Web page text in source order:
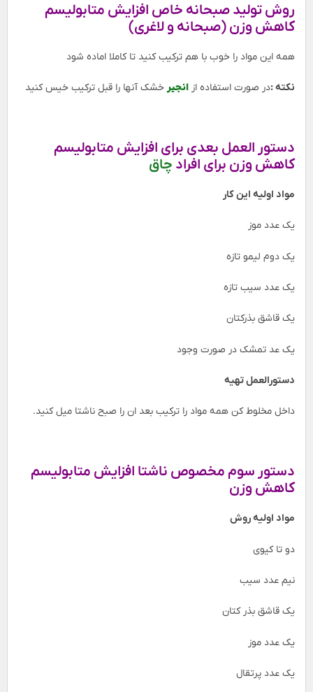
روش تولید صبحانه خاص افزایش متابولیسم
کاهش وزن (صبحانه و لاغری)
همه این مواد را خوب با هم ترکیب کنید تا کاملا اماده شود
نکته :در صورت استفاده از انجیر خشک آنها را قبل ترکیب خیس کنید
دستور العمل بعدی برای افزایش متابولیسم
کاهش وزن برای افراد چاق
مواد اولیه این کار
یک عدد موز
یک دوم لیمو تازه
یک عدد سیب تازه
یک قاشق بذرکتان
یک عد تمشک در صورت وجود
دستورالعمل تهیه
داخل مخلوط کن همه مواد را ترکیب بعد ان را صبح ناشتا میل کنید.
دستور سوم مخصوص ناشتا افزایش متابولیسم
کاهش وزن
مواد اولیه روش
دو تا کیوی
نیم عدد سیب
یک قاشق بذر کتان
یک عدد موز
یک عدد پرتقال